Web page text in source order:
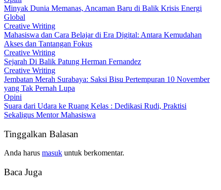
Minyak Dunia Memanas, Ancaman Baru di Balik Krisis Energi
Global
Creative Writing
Mahasiswa dan Cara Belajar di Era Digital: Antara Kemudahan
Akses dan Tantangan Fokus
Creative Writing
Sejarah Di Balik Patung Herman Fernandez
Creative Writing
Jembatan Merah Surabaya: Saksi Bisu Pertempuran 10 November
yang Tak Pernah Lupa
Opini
Suara dari Udara ke Ruang Kelas : Dedikasi Rudi, Praktisi
Sekaligus Mentor Mahasiswa
Tinggalkan Balasan
Anda harus masuk untuk berkomentar.
Baca Juga